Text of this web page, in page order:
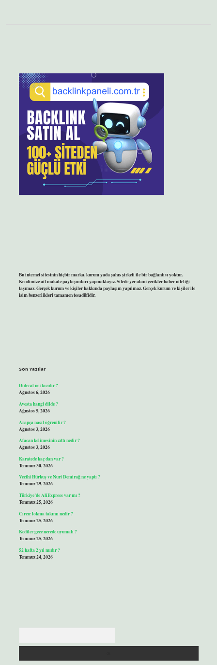
Bu internet sitesinin hiçbir marka, kurum yada şahıs şirketi ile bir bağlantısı yoktur.
Kendimize ait makale paylaşımları yapmaktayız. Sitede yer alan içerikler haber niteliği
taşımaz. Gerçek kurum ve kişiler hakkında paylaşım yapılmaz. Gerçek kurum ve kişiler ile
isim benzerlikleri tamamen tesadüfidir.
Son Yazılar
Dideral ne ilacıdır ?
Ağustos 6, 2026
Avesta hangi dilde ?
Ağustos 5, 2026
Arapça nasıl öğrenilir ?
Ağustos 3, 2026
Afacan kelimesinin zıttı nedir ?
Ağustos 3, 2026
Karatede kaç dan var ?
Temmuz 30, 2026
Vecihi Hürkuş ve Nuri Demirağ ne yaptı ?
Temmuz 29, 2026
Türkiye’de AliExpress var mı ?
Temmuz 25, 2026
Cırcır lokma takımı nedir ?
Temmuz 25, 2026
Kediler gece nerede uyumalı ?
Temmuz 25, 2026
52 hafta 2 yıl mıdır ?
Temmuz 24, 2026